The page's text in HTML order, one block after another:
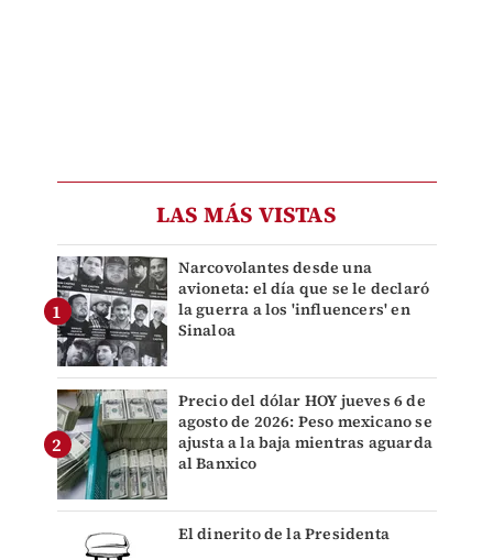
LAS MÁS VISTAS
Narcovolantes desde una
avioneta: el día que se le declaró
la guerra a los 'influencers' en
Sinaloa
Precio del dólar HOY jueves 6 de
agosto de 2026: Peso mexicano se
ajusta a la baja mientras aguarda
al Banxico
El dinerito de la Presidenta